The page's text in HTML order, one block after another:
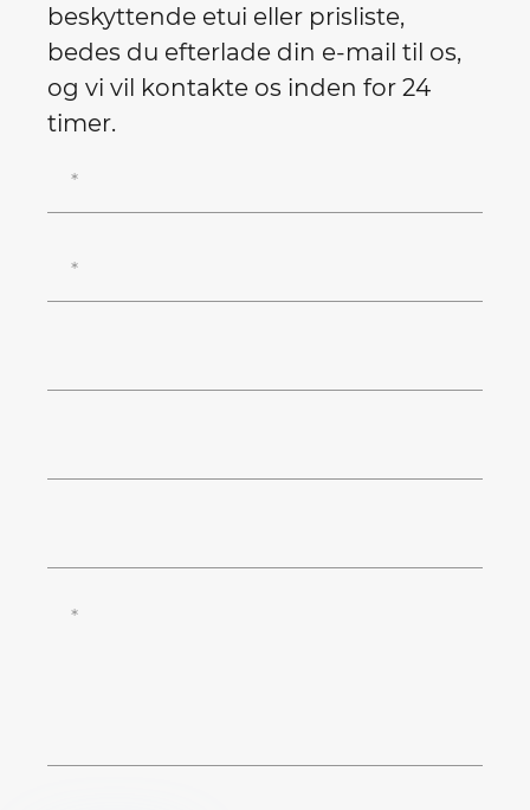
beskyttende etui eller prisliste,
bedes du efterlade din e-mail til os,
og vi vil kontakte os inden for 24
timer.